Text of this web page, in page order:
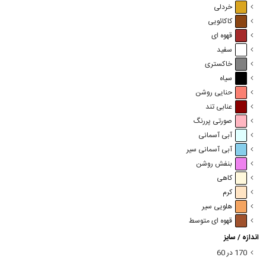
خردلی
کاکائویی
قهوه ای
سفید
خاکستری
سیاه
حنایی روشن
عنابی تند
صورتی پررنگ
آبی آسمانی
آبی آسمانی سیر
بنفش روشن
کاهی
کرم
هلویی سیر
قهوه ای متوسط
اندازه / سایز
170 در 60